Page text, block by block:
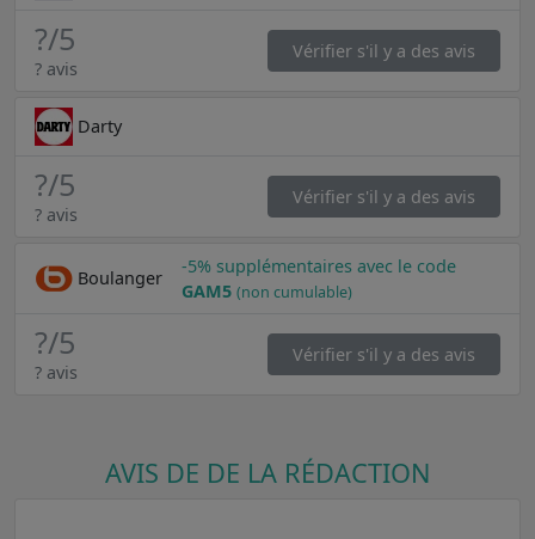
?/5
? avis
Vérifier s'il y a des avis
Darty
?/5
? avis
Vérifier s'il y a des avis
Boulanger
-5% supplémentaires avec le code
GAM5 (non cumulable)
?/5
? avis
Vérifier s'il y a des avis
AVIS DE DE LA RÉDACTION